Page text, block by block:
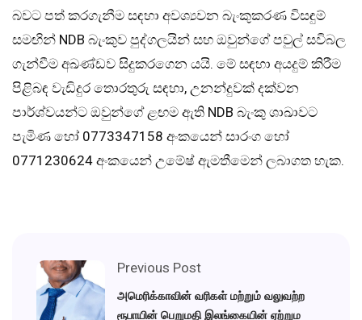
බවට පත් කරගැනීම සඳහා අවශ්‍යවන බැංකුකරණ විසඳුම්
සමඟින් NDB බැංකුව පුද්ගලයින් සහ ඔවුන්ගේ පවුල් සවිබල
ගැන්වීම අඛණ්ඩව සිදුකරගෙන යයි. මේ සඳහා අයදුම් කිරීම
පිළිබඳ වැඩිදුර තොරතුරු සඳහා, උනන්දුවක් දක්වන
පාර්ශ්වයන්ට ඔවුන්ගේ ළඟම ඇති NDB බැංකු ශාඛාවට
පැමිණ හෝ 0773347158 අංකයෙන් සාරංග හෝ
0771230624 අංකයෙන් උමේෂ් ඇමතීමෙන් ලබාගත හැක.
Previous Post
அமெரிக்காவின் வரிகள் மற்றும் வலுவற்ற
ரூபாயின் பெறுமதி இலங்கையின் ஏற்றும